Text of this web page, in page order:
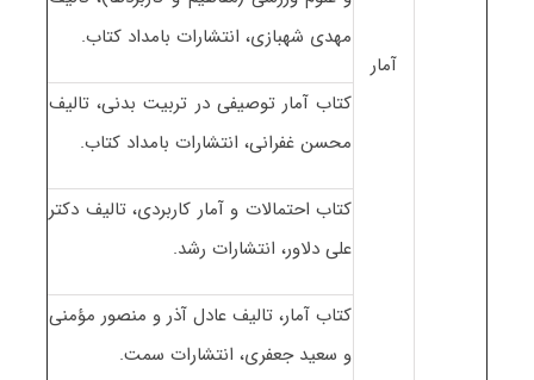
آمار
مهدی شهبازی، انتشارات بامداد کتاب.
کتاب آمار توصیفی در تربیت بدنی، تالیف
محسن غفرانی، انتشارات بامداد کتاب.
کتاب احتمالات و آمار کاربردی، تالیف دکتر
علی دلاور، انتشارات رشد.
کتاب آمار، تالیف عادل آذر و منصور مؤمنی
و سعید جعفری، انتشارات سمت.